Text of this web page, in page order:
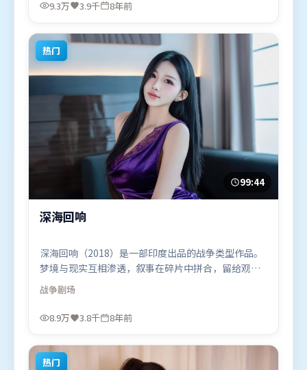
映上线，适合喜欢悬疑题材的观众观看。
9.3万 3.9千 8年前
热门
99:44
深海回响
深海回响（2018）是一部印度出品的战争类型作品。
梦境与现实互相渗透，叙事在碎片中拼合，留给观众
回味空间。高潮段落信息密度高，情绪释放与主题回
扣同时完成。由王家卫执导，刘亦菲、提莫西·查拉
米、宋康昊，周迅等联袂出演。影片于2018年7月13
的观众观看。
战争剧场
8.9万 3.8千 8年前
热门